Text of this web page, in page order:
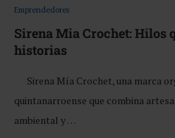
Emprendedores
Sirena Mia Crochet: Hilos
historias
Sirena Mía Crochet, una marca
quintanarroense que combina
ambiental y …